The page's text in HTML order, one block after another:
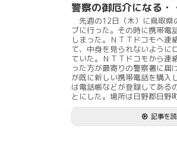
警察の御厄介になる・
先週の12日（木）に鳥取県
ブに行った。その時に携帯電
しまった。ＮＴＴドコモへ連
て、中身を見られないように
ていた。ＮＴＴドコモから連
った方が最寄りの警察署に
が既に新しい携帯電話を購入
は電話帳などが登録してある
とにした。場所は日野郡日野
記事を